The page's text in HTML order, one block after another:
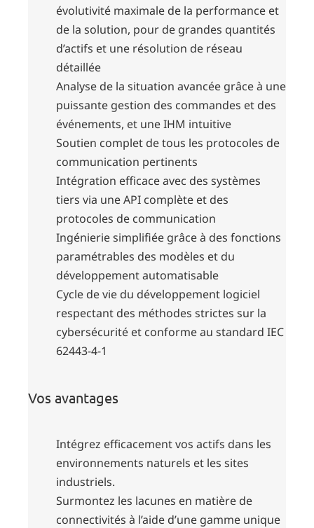
évolutivité maximale de la performance et
de la solution, pour de grandes quantités
d’actifs et une résolution de réseau
détaillée
Analyse de la situation avancée grâce à une
puissante gestion des commandes et des
événements, et une IHM intuitive
Soutien complet de tous les protocoles de
communication pertinents
Intégration efficace avec des systèmes
tiers via une API complète et des
protocoles de communication
Ingénierie simplifiée grâce à des fonctions
paramétrables des modèles et du
développement automatisable
Cycle de vie du développement logiciel
respectant des méthodes strictes sur la
cybersécurité et conforme au standard IEC
62443-4-1
Vos avantages
Intégrez efficacement vos actifs dans les
environnements naturels et les sites
industriels.
Surmontez les lacunes en matière de
connectivités à l’aide d’une gamme unique